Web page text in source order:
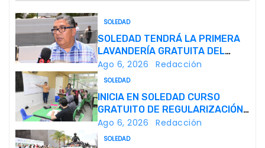
g
a
c
i
ó
n
SOLEDAD
SOLEDAD TENDRÁ LA PRIMERA
LAVANDERÍA GRATUITA DEL
PROGRAMA ESTATAL
Ago 6, 2026 Redacción
SOLEDAD
INICIA EN SOLEDAD CURSO
GRATUITO DE REGULARIZACIÓN
ESCOLAR
Ago 6, 2026 Redacción
SOLEDAD